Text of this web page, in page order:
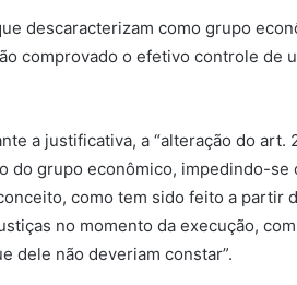
descaracterizam como grupo
comprovado o efetivo controle de
a justificativa, a “alteração do art.
do grupo econômico, impedindo-se
como tem sido feito a partir
no momento da execução,
dele não deveriam constar”.